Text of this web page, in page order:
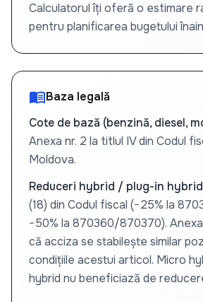
Calculatorul îți oferă o estimare
pentru planificarea bugetului
menu_bookBaza legală
Cote de bază (benzină, diesel,
Anexa nr. 2 la titlul IV din Codul
Moldova.
Reduceri hybrid / plug-in
(18) din Codul fiscal (−25% la
−50% la 870360/870370).
că acciza se stabilește similar
condițiile acestui articol. Micro
hybrid nu beneficiază de